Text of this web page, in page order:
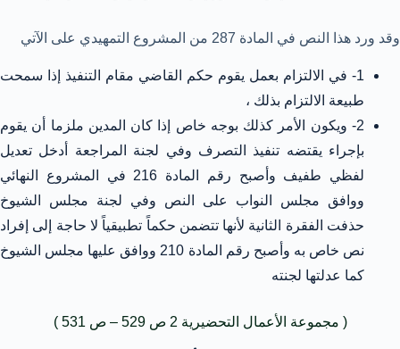
وقد ورد هذا النص في المادة 287 من المشروع التمهيدي على الآتي
1- في الالتزام بعمل يقوم حكم القاضي مقام التنفيذ إذا سمحت
طبيعة الالتزام بذلك ،
2- ويكون الأمر كذلك بوجه خاص إذا كان المدين ملزما أن يقوم
بإجراء يقتضه تنفيذ التصرف وفي لجنة المراجعة أدخل تعديل
لفظي طفيف وأصبح رقم المادة 216 في المشروع النهائي
ووافق مجلس النواب على النص وفي لجنة مجلس الشيوخ
حذفت الفقرة الثانية لأنها تتضمن حكماً تطبيقياً لا حاجة إلى إفراد
نص خاص به وأصبح رقم المادة 210 ووافق عليها مجلس الشيوخ
كما عدلتها لجنته
( مجموعة الأعمال التحضيرية 2 ص 529 – ص 531 )